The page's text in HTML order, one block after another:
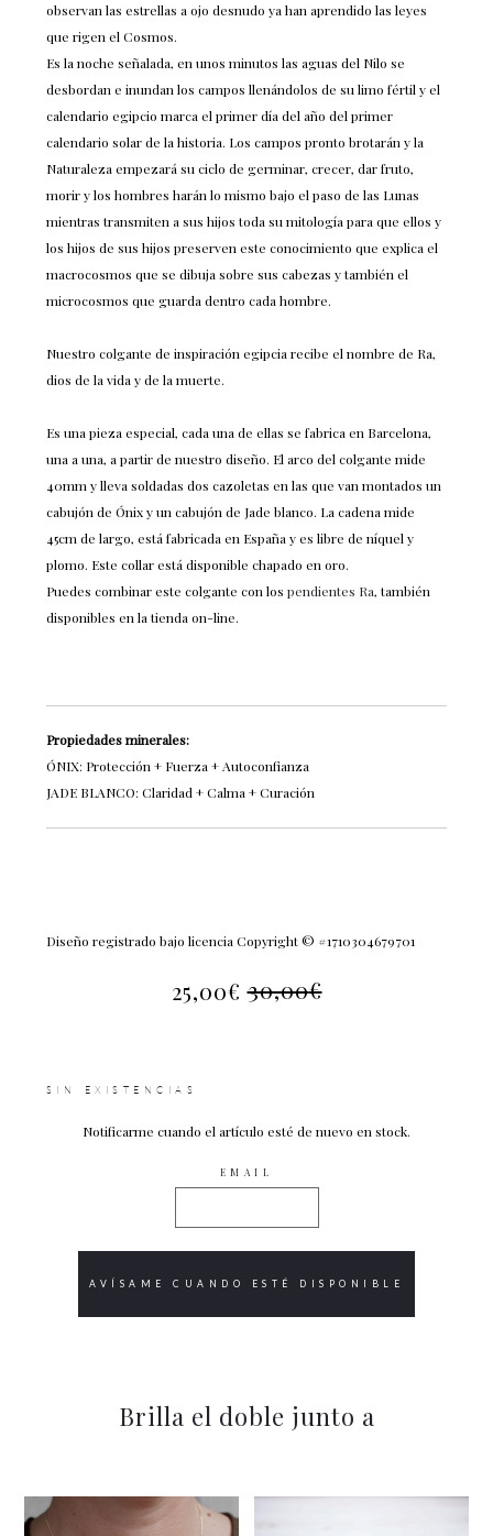
observan las estrellas a ojo desnudo ya han aprendido las leyes
que rigen el Cosmos.
Es la noche señalada, en unos minutos las aguas del Nilo se
desbordan e inundan los campos llenándolos de su limo fértil y el
calendario egipcio marca el primer día del año del primer
calendario solar de la historia. Los campos pronto brotarán y la
Naturaleza empezará su ciclo de germinar, crecer, dar fruto,
morir y los hombres harán lo mismo bajo el paso de las Lunas
mientras transmiten a sus hijos toda su mitología para que ellos y
los hijos de sus hijos preserven este conocimiento que explica el
macrocosmos que se dibuja sobre sus cabezas y también el
microcosmos que guarda dentro cada hombre.
Nuestro colgante de inspiración egipcia recibe el nombre de Ra,
dios de la vida y de la muerte.
Es una pieza especial, cada una de ellas se fabrica en Barcelona,
una a una, a partir de nuestro diseño. El arco del colgante mide
40mm y lleva soldadas dos cazoletas en las que van montados un
cabujón de Ónix y un cabujón de Jade blanco. La cadena mide
45cm de largo, está fabricada en España y es libre de níquel y
plomo. Este collar está disponible chapado en oro.
Puedes combinar este colgante con los pendientes Ra, también
disponibles en la tienda on-line.
Propiedades minerales:
ÓNIX: Protección + Fuerza + Autoconfianza
JADE BLANCO: Claridad + Calma + Curación
Diseño registrado bajo licencia Copyright © #1710304679701
30,00€
EL
25,00€
SIN EXISTENCIAS
Notificarme cuando el artículo esté de nuevo en stock.
EMAIL
SHARE
Brilla el doble junto a